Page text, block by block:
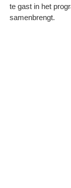
te gast in het
samenbrengt.